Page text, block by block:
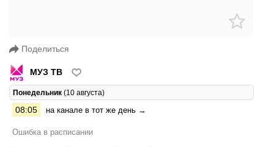
Поделиться
МУЗ ТВ
Понедельник (10 августа)
08:05 на канале в тот же день →
Ошибка в расписании